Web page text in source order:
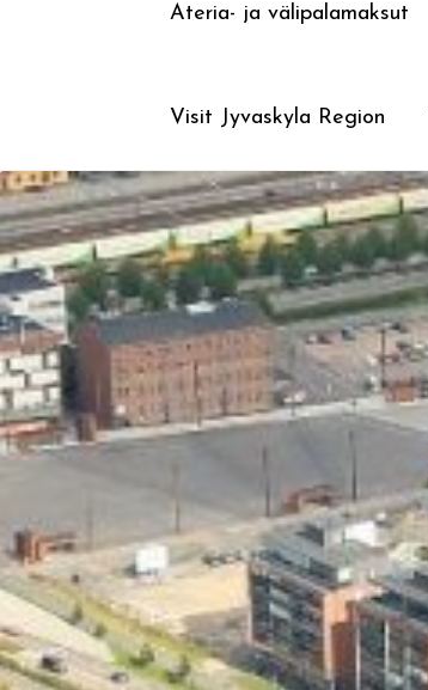
Ateria- ja välipalamaksut
Visit Jyvaskyla Region